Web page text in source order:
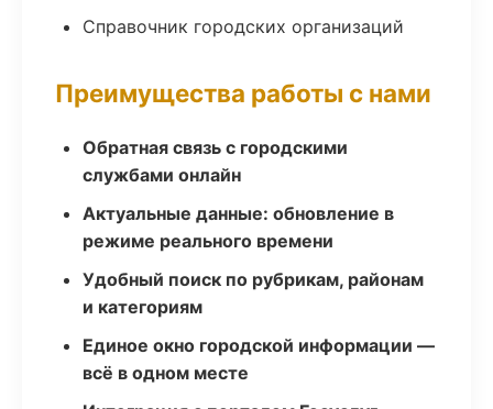
Справочник городских организаций
Преимущества работы с нами
Обратная связь с городскими
службами онлайн
Актуальные данные: обновление в
режиме реального времени
Удобный поиск по рубрикам, районам
и категориям
Единое окно городской информации —
всё в одном месте